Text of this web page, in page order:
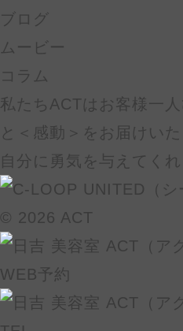
ブログ
ムービー
コラム
私たちACTはお客様一
と＜感動＞をお届けい
自分に勇気を与えてくれ
© 2026 ACT
WEB予約